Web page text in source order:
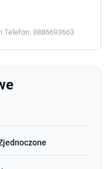
Telefon: 8886693663